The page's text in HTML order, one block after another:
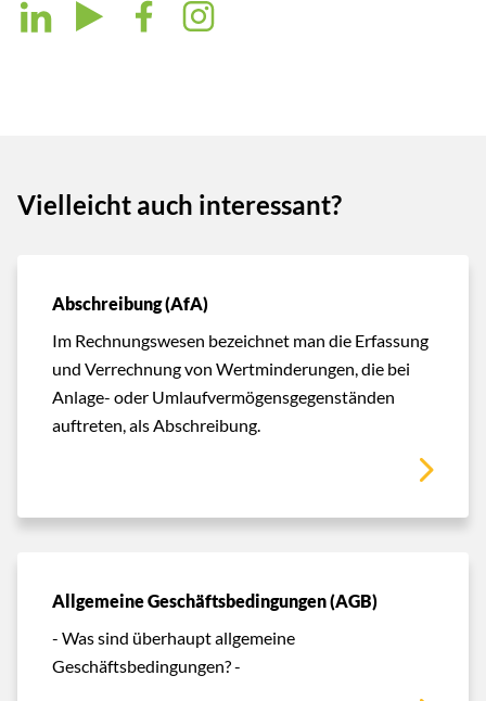
Vielleicht auch interessant?
Abschreibung (AfA)
Im Rechnungswesen bezeichnet man die Erfassung
und Verrechnung von Wertminderungen, die bei
Anlage- oder Umlaufvermögensgegenständen
auftreten, als Abschreibung.
Allgemeine Geschäftsbedingungen (AGB)
- Was sind überhaupt allgemeine
Geschäftsbedingungen? -